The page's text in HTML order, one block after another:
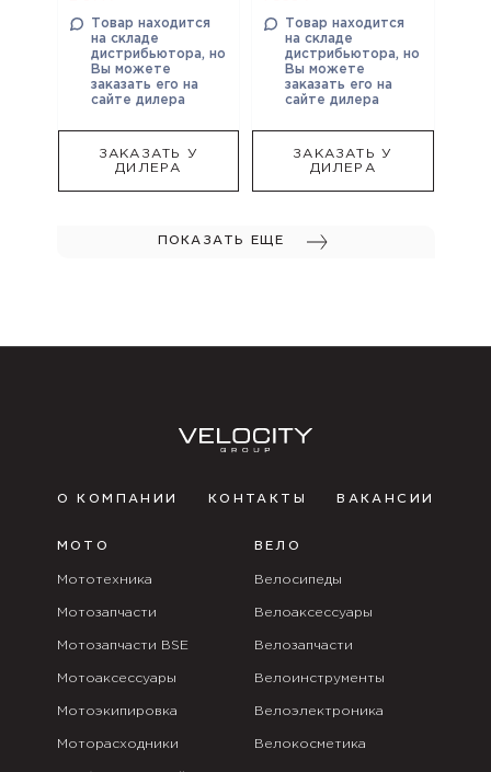
Товар находится
на складе
дистрибьютора, но
Вы можете
заказать его на
сайте дилера
ЗАКАЗАТЬ У
ДИЛЕРА
Товар находится
на складе
дистрибьютора, но
Вы можете
заказать его на
сайте дилера
ЗАКАЗАТЬ У
ДИЛЕРА
ПОКАЗАТЬ ЕЩЕ
О КОМПАНИИ КОНТАКТЫ ВАКАНСИИ
МОТО
Мототехника
Мотозапчасти
Мотозапчасти BSE
Мотоаксессуары
Мотоэкипировка
Моторасходники
ВЕЛО
Велосипеды
Велоаксессуары
Велозапчасти
Велоинструменты
Велоэлектроника
Велокосметика